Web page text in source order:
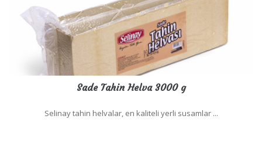
Sade Tahin Helva 3000 g
Selinay tahin helvalar, en kaliteli yerli susamlar ...